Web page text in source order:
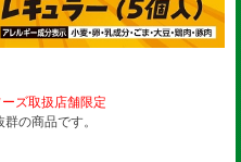
ズ取扱店舗限定
の商品です。